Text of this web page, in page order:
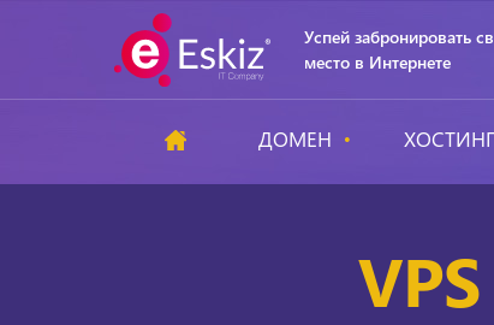
Успей забронировать
место в Интернете
ДОМЕН